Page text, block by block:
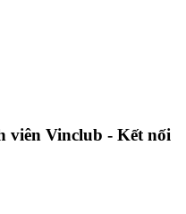
viên Vinclub - Kết nối